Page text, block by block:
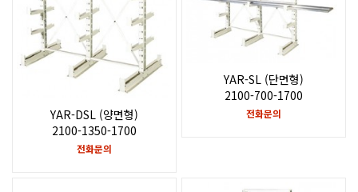
YAR-DSL (양면형)
2100-1350-1700
전화문의
YAR-SL (단면형)
2100-700-1700
전화문의